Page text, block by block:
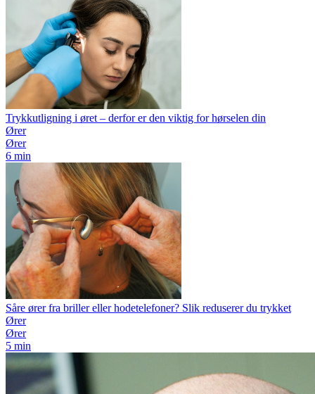
Trykkutligning i øret – derfor er den viktig for hørselen din
Ører
Ører
6 min
Såre ører fra briller eller hodetelefoner? Slik reduserer du trykket
Ører
Ører
5 min